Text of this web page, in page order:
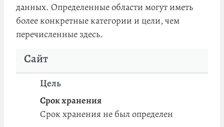
данных. Определенные области могут иметь
более конкретные категории и цели, чем
перечисленные здесь.
Сайт
Цель
Срок хранения
Срок хранения не был определен